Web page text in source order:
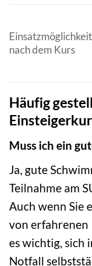
nach dem Kurs
Häufig
Muss ich ein
Ja, gute
Teilnahme am
Auch wenn Sie
von
es wichtig, sich
Notfall